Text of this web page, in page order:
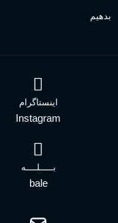
بدهیم
اینستاگرام
Instagram
بـــــلــــه
bale